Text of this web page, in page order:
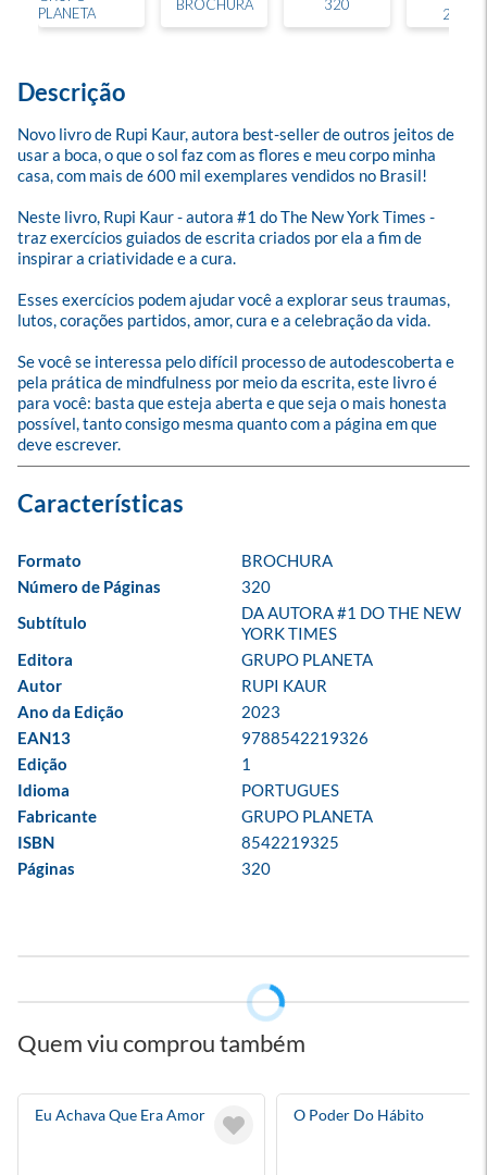
PLANETA
BROCHURA 320
2023
Descrição
Novo livro de Rupi Kaur, autora best-seller de outros jeitos de
usar a boca, o que o sol faz com as flores e meu corpo minha
casa, com mais de 600 mil exemplares vendidos no Brasil!
Neste livro, Rupi Kaur - autora #1 do The New York Times -
traz exercícios guiados de escrita criados por ela a fim de
inspirar a criatividade e a cura.
Esses exercícios podem ajudar você a explorar seus traumas,
lutos, corações partidos, amor, cura e a celebração da vida.
Se você se interessa pelo difícil processo de autodescoberta e
pela prática de mindfulness por meio da escrita, este livro é
para você: basta que esteja aberta e que seja o mais honesta
possível, tanto consigo mesma quanto com a página em que
deve escrever.
Formato
BROCHURA
Número de Páginas
320
Subtítulo
DA AUTORA #1 DO THE NEW
YORK TIMES
Editora
GRUPO PLANETA
Autor
RUPI KAUR
Ano da Edição
2023
EAN13
9788542219326
Edição
1
Idioma
PORTUGUES
Fabricante
GRUPO PLANETA
ISBN
8542219325
Páginas
320
Quem viu comprou também
Eu Achava Que Era Amor O Poder Do Hábito